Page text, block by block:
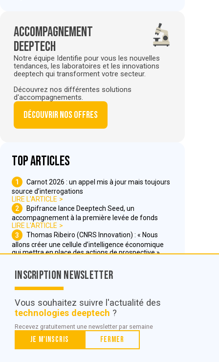
Accompagnement
deeptech
Notre équipe Identifie pour vous les nouvelles
tendances, les laboratoires et les innovations
deeptech qui transforment votre secteur.
Découvrez nos différentes solutions
d'accompagnements.
Découvrir nos offres
Top articles
1
Carnot 2026 : un appel mis à jour mais toujours
source d’interrogations
LIRE L'ARTICLE
2
Bpifrance lance Deeptech Seed, un
accompagnement à la première levée de fonds
LIRE L'ARTICLE
3
Thomas Ribeiro (CNRS Innovation) : « Nous
allons créer une cellule d’intelligence économique
qui mettra en place des actions de prospective »
© POC Media 2026
Tous droits réservés.
Qui sommes nous ?
Mentions légales
Inscription Newsletter
Vous souhaitez suivre l'actualité des
technologies deeptech ?
Recevez gratuitement une newsletter par semaine
Je m'inscris Fermer